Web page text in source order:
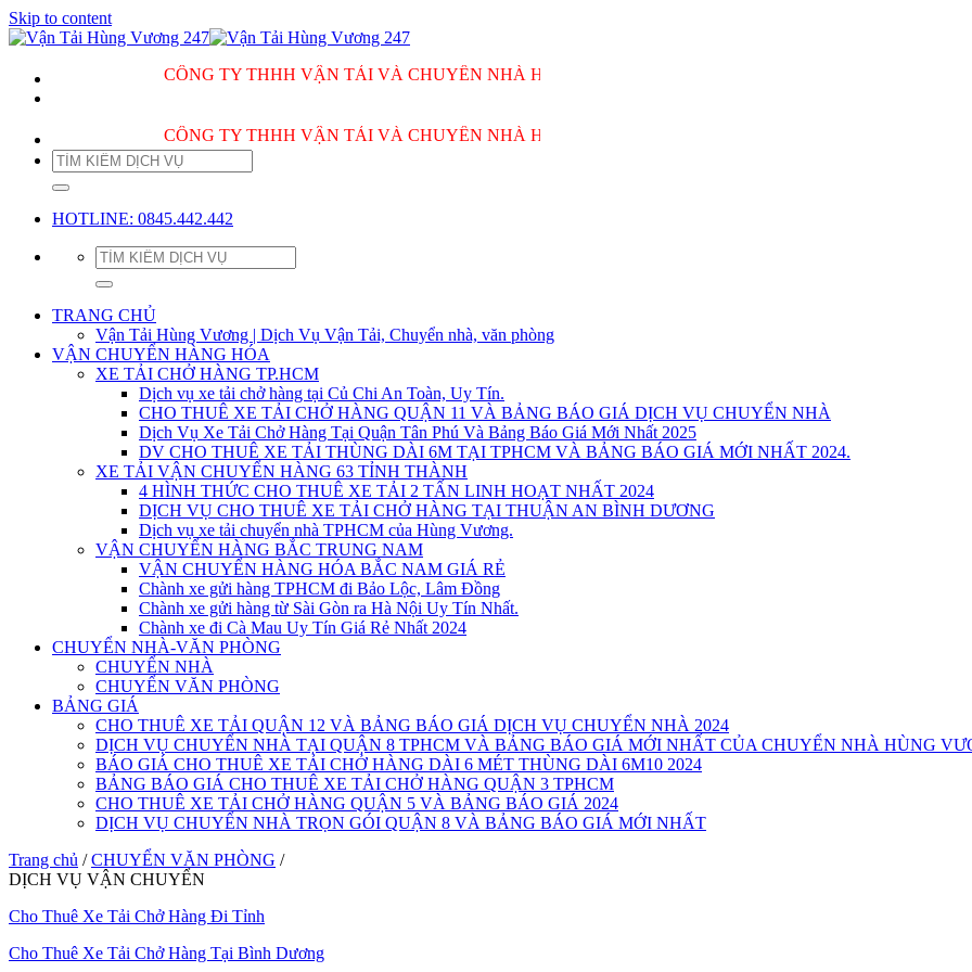
Skip to content
CÔNG TY THHH VẬN TẢI VÀ CHUYỂN NHÀ HÙNG VƯƠNG PHỤC VỤ 24/7
CÔNG TY THHH VẬN TẢI VÀ CHUYỂN NHÀ HÙNG VƯƠNG PHỤC VỤ 24/7
HOTLINE: 0845.442.442
TRANG CHỦ
Vận Tải Hùng Vương | Dịch Vụ Vận Tải, Chuyển nhà, văn phòng
VẬN CHUYỂN HÀNG HÓA
XE TẢI CHỞ HÀNG TP.HCM
Dịch vụ xe tải chở hàng tại Củ Chi An Toàn, Uy Tín.
CHO THUÊ XE TẢI CHỞ HÀNG QUẬN 11 VÀ BẢNG BÁO GIÁ DỊCH VỤ CHUYỂN NHÀ
Dịch Vụ Xe Tải Chở Hàng Tại Quận Tân Phú Và Bảng Báo Giá Mới Nhất 2025
DV CHO THUÊ XE TẢI THÙNG DÀI 6M TẠI TPHCM VÀ BẢNG BÁO GIÁ MỚI NHẤT 2024.
XE TẢI VẬN CHUYỂN HÀNG 63 TỈNH THÀNH
4 HÌNH THỨC CHO THUÊ XE TẢI 2 TẤN LINH HOẠT NHẤT 2024
DỊCH VỤ CHO THUÊ XE TẢI CHỞ HÀNG TẠI THUẬN AN BÌNH DƯƠNG
Dịch vụ xe tải chuyển nhà TPHCM của Hùng Vương.
VẬN CHUYỂN HÀNG BẮC TRUNG NAM
VẬN CHUYỂN HÀNG HÓA BẮC NAM GIÁ RẺ
Chành xe gửi hàng TPHCM đi Bảo Lộc, Lâm Đồng
Chành xe gửi hàng từ Sài Gòn ra Hà Nội Uy Tín Nhất.
Chành xe đi Cà Mau Uy Tín Giá Rẻ Nhất 2024
CHUYỂN NHÀ-VĂN PHÒNG
CHUYỂN NHÀ
CHUYỂN VĂN PHÒNG
BẢNG GIÁ
CHO THUÊ XE TẢI QUẬN 12 VÀ BẢNG BÁO GIÁ DỊCH VỤ CHUYỂN NHÀ 2024
DỊCH VỤ CHUYỂN NHÀ TẠI QUẬN 8 TPHCM VÀ BẢNG BÁO GIÁ MỚI NHẤT CỦA CHUYỂN NHÀ HÙNG
BÁO GIÁ CHO THUÊ XE TẢI CHỞ HÀNG DÀI 6 MÉT THÙNG DÀI 6M10 2024
BẢNG BÁO GIÁ CHO THUÊ XE TẢI CHỞ HÀNG QUẬN 3 TPHCM
CHO THUÊ XE TẢI CHỞ HÀNG QUẬN 5 VÀ BẢNG BÁO GIÁ 2024
DỊCH VỤ CHUYỂN NHÀ TRỌN GÓI QUẬN 8 VÀ BẢNG BÁO GIÁ MỚI NHẤT
Trang chủ / CHUYỂN VĂN PHÒNG /
DỊCH VỤ VẬN CHUYỂN
Cho Thuê Xe Tải Chở Hàng Đi Tỉnh
Cho Thuê Xe Tải Chở Hàng Tại Bình Dương